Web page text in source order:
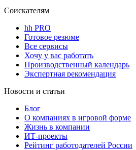
Соискателям
hh PRO
Готовое резюме
Все сервисы
Хочу у вас работать
Производственный календарь
Экспертная рекомендация
Новости и статьи
Блог
О компаниях в игровой форме
Жизнь в компании
ИТ-проекты
Рейтинг работодателей России